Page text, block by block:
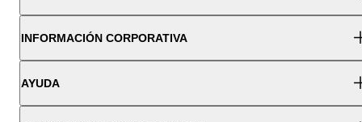
INFORMACIÓN CORPORATIVA
AYUDA